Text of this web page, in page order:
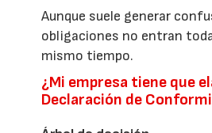
Aunque suele generar
obligaciones no entran
mismo tiempo.
¿Mi empresa tiene que
Declaración de